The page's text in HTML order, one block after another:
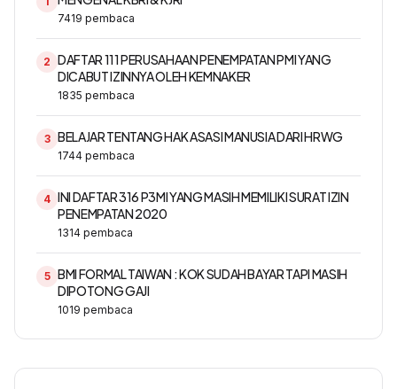
7419 pembaca
2 DAFTAR 111 PERUSAHAAN PENEMPATAN PMI YANG
DICABUT IZINNYA OLEH KEMNAKER
1835 pembaca
3 BELAJAR TENTANG HAK ASASI MANUSIA DARI HRWG
1744 pembaca
4 INI DAFTAR 316 P3MI YANG MASIH MEMILIKI SURAT IZIN
PENEMPATAN 2020
1314 pembaca
5 BMI FORMAL TAIWAN : KOK SUDAH BAYAR TAPI MASIH
DIPOTONG GAJI
1019 pembaca